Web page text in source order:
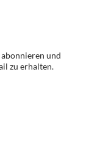
und
zu erhalten.